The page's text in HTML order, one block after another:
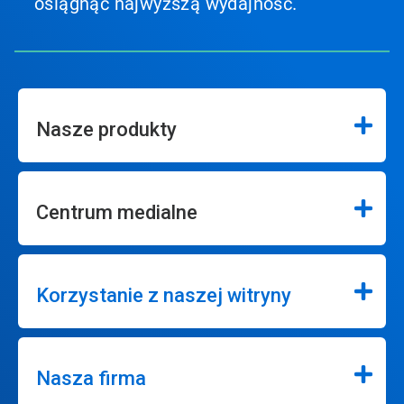
Nasze produkty
Centrum medialne
Korzystanie z naszej witryny
Nasza firma